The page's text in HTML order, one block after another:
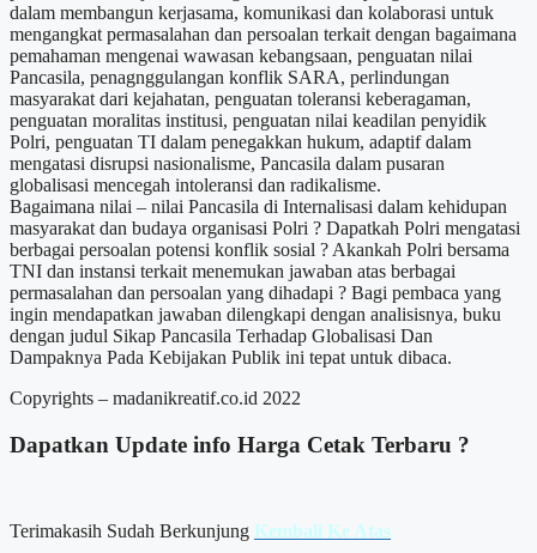
dalam membangun kerjasama, komunikasi dan kolaborasi untuk
mengangkat permasalahan dan persoalan terkait dengan bagaimana
pemahaman mengenai wawasan kebangsaan, penguatan nilai
Pancasila, penagnggulangan konflik SARA, perlindungan
masyarakat dari kejahatan, penguatan toleransi keberagaman,
penguatan moralitas institusi, penguatan nilai keadilan penyidik
Polri, penguatan TI dalam penegakkan hukum, adaptif dalam
mengatasi disrupsi nasionalisme, Pancasila dalam pusaran
globalisasi mencegah intoleransi dan radikalisme.
Bagaimana nilai – nilai Pancasila di Internalisasi dalam kehidupan
masyarakat dan budaya organisasi Polri ? Dapatkah Polri mengatasi
berbagai persoalan potensi konflik sosial ? Akankah Polri bersama
TNI dan instansi terkait menemukan jawaban atas berbagai
permasalahan dan persoalan yang dihadapi ? Bagi pembaca yang
ingin mendapatkan jawaban dilengkapi dengan analisisnya, buku
dengan judul Sikap Pancasila Terhadap Globalisasi Dan
Dampaknya Pada Kebijakan Publik ini tepat untuk dibaca.
Copyrights – madanikreatif.co.id 2022
Dapatkan Update info Harga Cetak Terbaru ?
Terimakasih Sudah Berkunjung Kembali Ke Atas